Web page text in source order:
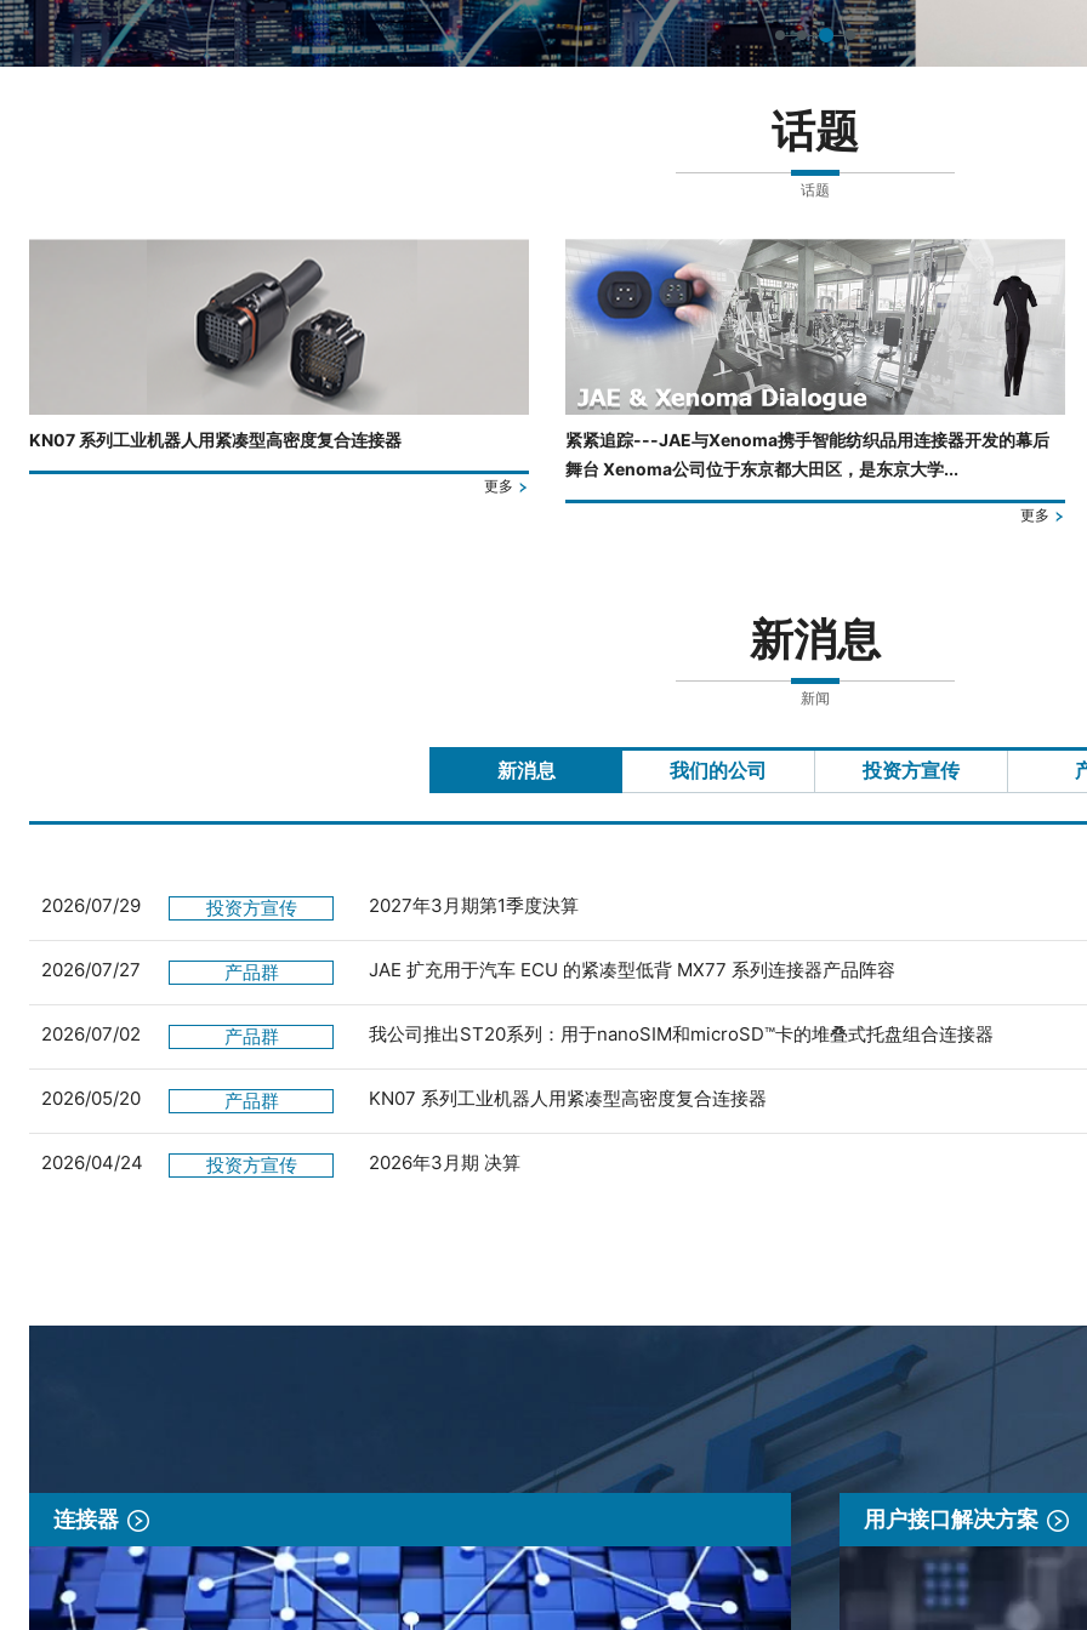
话题
话题
KN07 系列工业机器人用紧凑型高密度复合连接器
更多
紧紧追踪---JAE与Xenoma携手智能纺织品用连接器开发的幕后
舞台 Xenoma公司位于东京都大田区，是东京大学...
更多
新消息
新闻
新消息 我们的公司 投资方宣传
2026/07/29 投资方宣传 2027年3月期第1季度決算
2026/07/27 产品群 JAE 扩充用于汽车 ECU 的紧凑型低背 MX77 系列连接器产品阵容
2026/07/02 产品群 我公司推出ST20系列：用于nanoSIM和microSD™卡的堆叠式托盘组合连接器
2026/05/20 产品群 KN07 系列工业机器人用紧凑型高密度复合连接器
2026/04/24 投资方宣传 2026年3月期 决算
连接器 用户接口解决方案